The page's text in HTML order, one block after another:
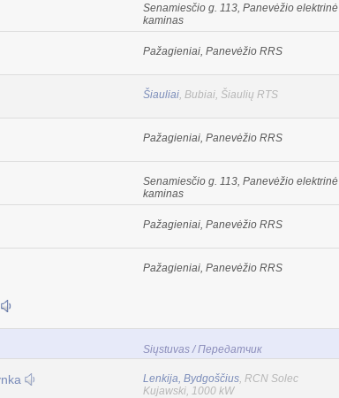
Senamiesčio g. 113, Panevėžio elektrinė
kaminas
Pažagieniai, Panevėžio RRS
Šiauliai, Bubiai, Šiaulių RTS
Pažagieniai, Panevėžio RRS
Senamiesčio g. 113, Panevėžio elektrinė
kaminas
Pažagieniai, Panevėžio RRS
Pažagieniai, Panevėžio RRS
Siųstuvas / Передатчик
Lenkija, Bydgoščius, RCN Solec
Kujawski, 1000 kW